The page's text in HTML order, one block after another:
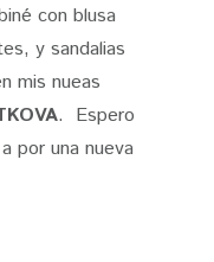
con blusa
y sandalias
mis nueas
. Espero
por una nueva